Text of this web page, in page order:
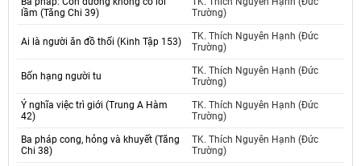
lầm (Tăng Chi 39)
Trường)
Ai là người ăn đồ thối (Kinh Tập 153)
TK. Thích Nguyên Hạnh (Đức
Trường)
Bốn hạng người tu
TK. Thích Nguyên Hạnh (Đức
Trường)
Ý nghĩa việc trì giới (Trung A Hàm
42)
TK. Thích Nguyên Hạnh (Đức
Trường)
Ba pháp cong, hỏng và khuyết (Tăng
Chi 38)
TK. Thích Nguyên Hạnh (Đức
Trường)